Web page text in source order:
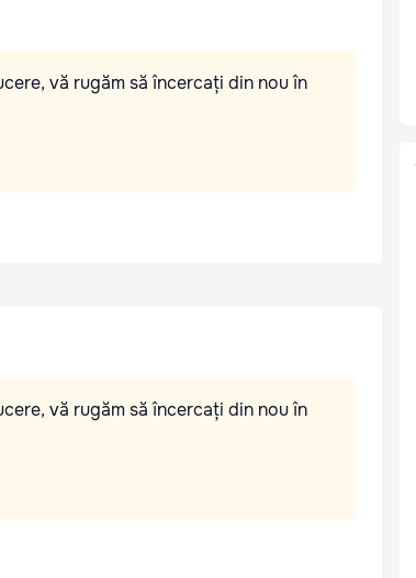
vă rugăm să încercați din nou în
vă rugăm să încercați din nou în